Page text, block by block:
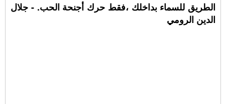
الطريق للسماء بداخلك ،فقط حرك أجنحة ‫‏الحب‬. - جلال
الدين الرومي